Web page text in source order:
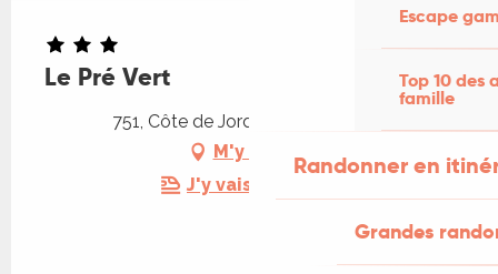
Escape
Top 10 des
famille
Randonner en
Grandes
Le Pré Vert
751, Côte de Jordy, 46250 Gindou
M'y rendre
J'y vais en train !